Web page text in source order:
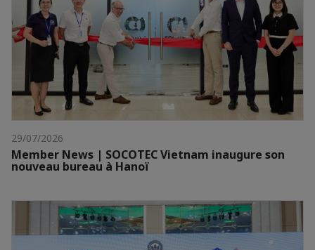
29/07/2026
Member News | SOCOTEC Vietnam inaugure son
nouveau bureau à Hanoï